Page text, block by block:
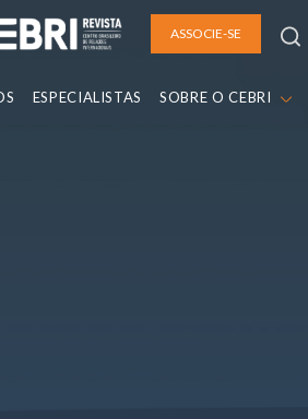
ASSOCIE-SE
ESPECIALISTAS SOBRE O CEBRI